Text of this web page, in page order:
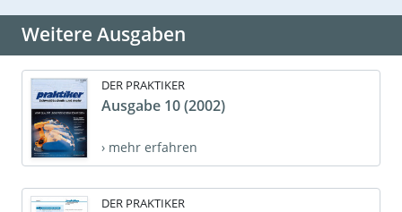
Weitere Ausgaben
DER PRAKTIKER
Ausgabe 10 (2002)
› mehr erfahren
DER PRAKTIKER